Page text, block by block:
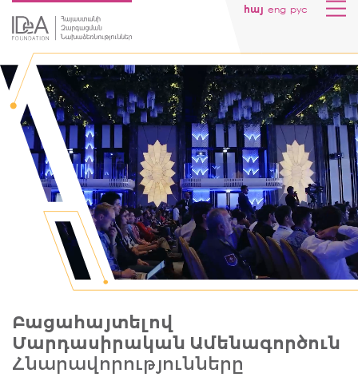
հայ eng рус
Բացահայտելով
Մարդասիրական Ամենագործուն
Հնարավորությունները